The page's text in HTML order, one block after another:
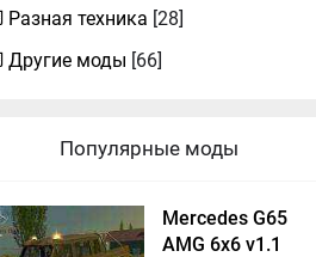
Разная техника [28]
Другие моды [66]
Популярные моды
Mercedes G65
AMG 6x6 v1.1